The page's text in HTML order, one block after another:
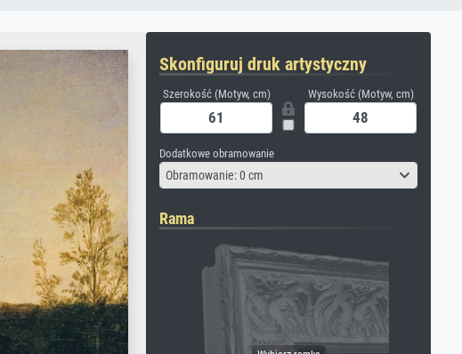
Skonfiguruj druk artystyczny
Szerokość (Motyw, cm) Wysokość (Motyw, cm)
Dodatkowe obramowanie
Obramowanie: 0 cm
Rama